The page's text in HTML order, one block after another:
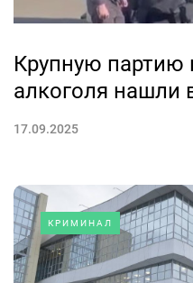
Крупную партию
алкоголя нашли
17.09.2025
КРИМИНАЛ